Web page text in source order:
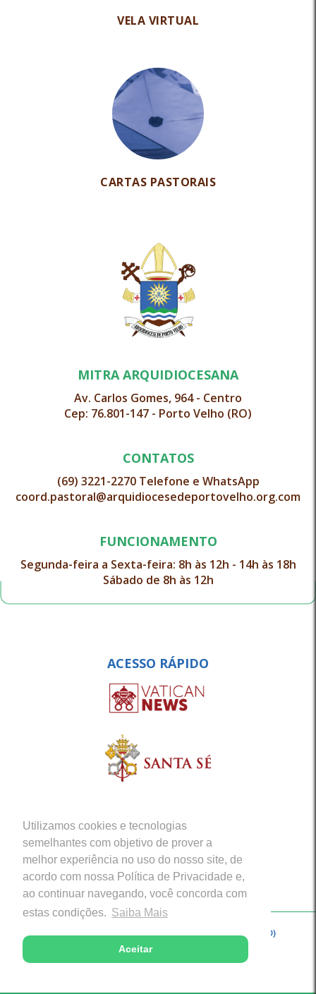
Utilizamos cookies e tecnologias
semelhantes com objetivo de prover a
melhor experiência no uso do nosso site, de
acordo com nossa Política de Privacidade e,
ao continuar navegando, você concorda com
estas condições. Saiba Mais
Aceitar
VELA VIRTUAL
CARTAS PASTORAIS
MITRA ARQUIDIOCESANA
Av. Carlos Gomes, 964 - Centro
Cep: 76.801-147 - Porto Velho (RO)
CONTATOS
(69) 3221-2270 Telefone e WhatsApp
coord.pastoral@arquidiocesedeportovelho.org.com
FUNCIONAMENTO
Segunda-feira a Sexta-feira: 8h às 12h - 14h às 18h
Sábado de 8h às 12h
ACESSO RÁPIDO
Copyright © 2026 - Arquidiocese de Porto Velho (RO)
Desenvolvido com excelência por